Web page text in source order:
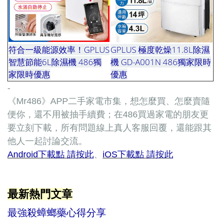
符合一級能源效率！GPLUS
智慧節能6L除濕機 486獨
家限時優惠
GPLUS 極度乾燥11.8L除濕
機 GD-A001N 486獨家限時
優惠
-
《Mr486》APP二手家電市集，想怎麼買、怎麼賣隨
便你，還不用被抽手續費；在486買過家電的朋友更
要立刻下載，所有問題線上真人客服回覆，還能跟其
他人一起討論交流。
Android下載點 請按此、 iOS下載點 請按此
最新熱門文章
最強殺蟑螂藥心得分享